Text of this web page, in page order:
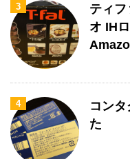
3
ティ
オ IH
4
コン
た